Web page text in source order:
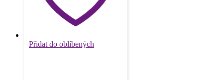
Přidat do oblíbených